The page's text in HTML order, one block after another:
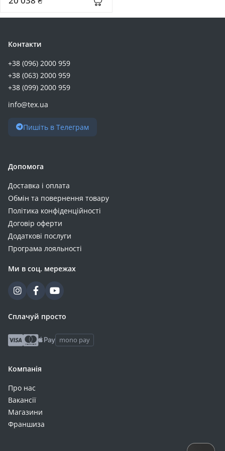
42 (+1)
4.2 (+1)
55 (+1)
5.8 (+1)
60 (+1)
75 (+1)
Контакти
+38 (096) 2000 959
+38 (063) 2000 959
+38 (099) 2000 959
info@tex.ua
Пишіть в Телеграм
Допомога
Доставка і оплата
Обмін та повернення товару
Політика конфіденційності
Договір оферти
Додаткові послуги
Програма лояльності
Ми в соц. мережах
Сплачуй просто
mono pay
Компанія
Про нас
Вакансії
Магазини
Франшиза